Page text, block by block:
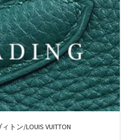
トン/LOUIS VUITTON